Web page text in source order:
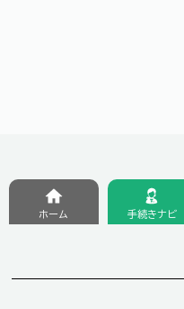
ホーム 手続きナビ